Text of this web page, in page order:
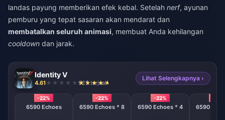
landas payung memberikan efek kebal. Setelah nerf, ayunan
pemburu yang tepat sasaran akan mendarat dan
membatalkan seluruh animasi, membuat Anda kehilangan
cooldown dan jarak.
Identity V
4.61 925 terjual
Lihat Selengkapnya ›
-22%
6590 Echoes
-22%
6590 Echoes * 8
-22%
6590 Echoes * 4 6590